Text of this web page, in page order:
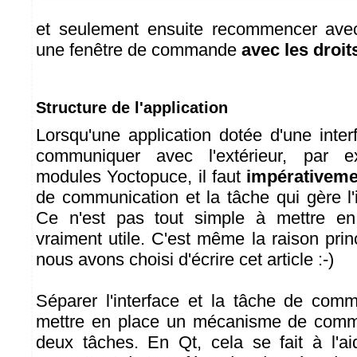
et seulement ensuite recommencer
une fenêtre de commande avec les
Structure de l'application
Lorsqu'une application dotée d'une
communiquer avec l'extérieur, par
modules Yoctopuce, il faut
de communication et la tâche qui gère
Ce n'est pas tout simple à mettre
vraiment utile. C'est même la raison
nous avons choisi d'écrire cet article :-)
Séparer l'interface et la tâche de
mettre en place un mécanisme de
deux tâches. En Qt, cela se fait à